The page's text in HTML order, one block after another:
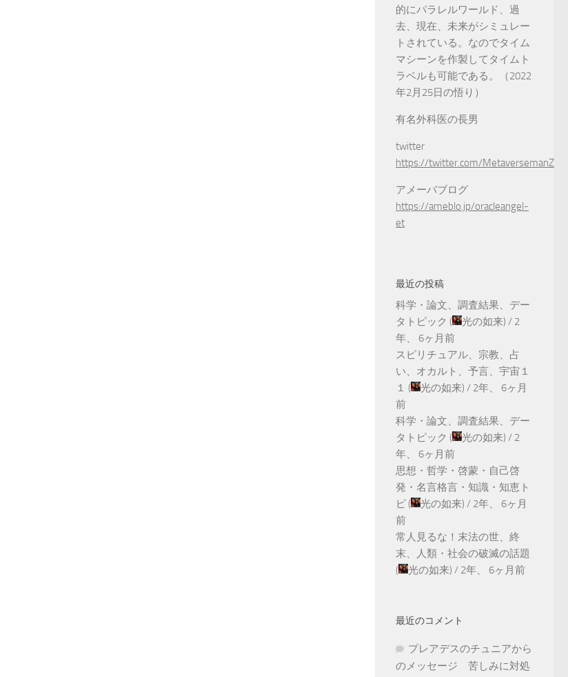
的にパラレルワールド、過
去、現在、未来がシミュレー
トされている。なのでタイム
マシーンを作製してタイムト
ラベルも可能である。（2022
年2月25日の悟り）
有名外科医の長男
twitter
https://twitter.com/MetaversemanZ
アメーバブログ
https://ameblo.jp/oracleangel-
et
最近の投稿
科学・論文、調査結果、デー
タトピック ( 光の如来) / 2
年、 6ヶ月前
スピリチュアル、宗教、占
い、オカルト、予言、宇宙１
１ ( 光の如来) / 2年、 6ヶ月
前
科学・論文、調査結果、デー
タトピック ( 光の如来) / 2
年、 6ヶ月前
思想・哲学・啓蒙・自己啓
発・名言格言・知識・知恵ト
ピ ( 光の如来) / 2年、 6ヶ月
前
常人見るな！末法の世、終
末、人類・社会の破滅の話題
(
光の如来) / 2年、 6ヶ月前
最近のコメント
プレアデスのチュニアから
のメッセージ 苦しみに対処